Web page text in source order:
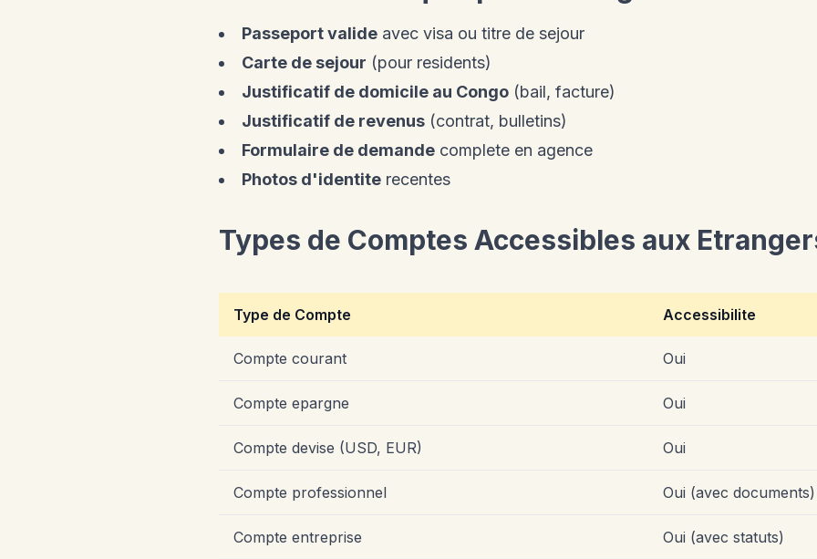
Passeport valide avec visa ou titre de sejour
Carte de sejour (pour residents)
Justificatif de domicile au Congo (bail, facture)
Justificatif de revenus (contrat, bulletins)
Formulaire de demande complete en agence
Photos d'identite recentes
Types de Comptes Accessibles aux
Type de Compte Accessibilite
Compte courant Oui
Compte epargne Oui
Compte devise (USD, EUR) Oui
Compte professionnel Oui (avec documents)
Compte entreprise Oui (avec statuts)